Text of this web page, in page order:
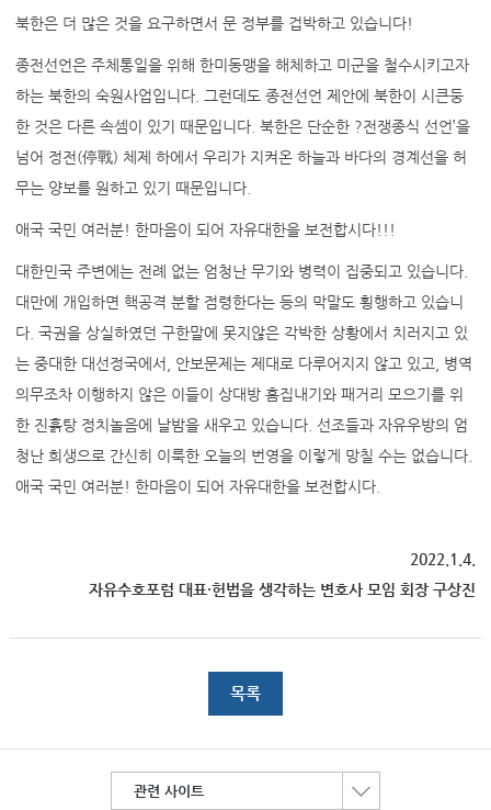
북한은 더 많은 것을 요구하면서 문 정부를 겁박하고 있습니다!
종전선언은 주체통일을 위해 한미동맹을 해체하고 미군을 철수시키고자
하는 북한의 숙원사업입니다. 그런데도 종전선언 제안에 북한이 시큰둥
한 것은 다른 속셈이 있기 때문입니다. 북한은 단순한 ?전쟁종식 선언’을
넘어 정전(停戰) 체제 하에서 우리가 지켜온 하늘과 바다의 경계선을 허
무는 양보를 원하고 있기 때문입니다.
애국 국민 여러분! 한마음이 되어 자유대한을 보전합시다!!!
대한민국 주변에는 전례 없는 엄청난 무기와 병력이 집중되고 있습니다.
대만에 개입하면 핵공격 분할 점령한다는 등의 막말도 횡행하고 있습니
다. 국권을 상실하였던 구한말에 못지않은 각박한 상황에서 치러지고 있
는 중대한 대선정국에서, 안보문제는 제대로 다루어지지 않고 있고, 병역
의무조차 이행하지 않은 이들이 상대방 흠집내기와 패거리 모으기를 위
한 진흙탕 정치놀음에 날밤을 새우고 있습니다. 선조들과 자유우방의 엄
청난 희생으로 간신히 이룩한 오늘의 번영을 이렇게 망칠 수는 없습니다.
애국 국민 여러분! 한마음이 되어 자유대한을 보전합시다.
2022.1.4.
자유수호포럼 대표·헌법을 생각하는 변호사 모임 회장 구상진
목록
관련 사이트